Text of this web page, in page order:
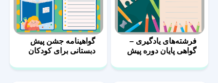
فرشته‌های یادگیری –
گواهی پایان دوره پیش
گواهینامه جشن پیش
دبستانی برای کودکان